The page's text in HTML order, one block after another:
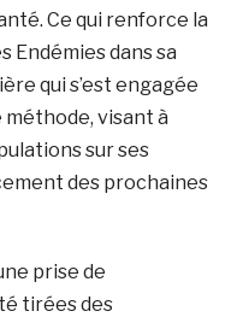
Ce qui renforce la
Endémies dans sa
qui s’est engagée
méthode, visant à
sur ses
des prochaines
prise de
tirées des